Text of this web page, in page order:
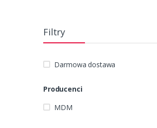
Filtry
Darmowa dostawa
Producenci
MDM